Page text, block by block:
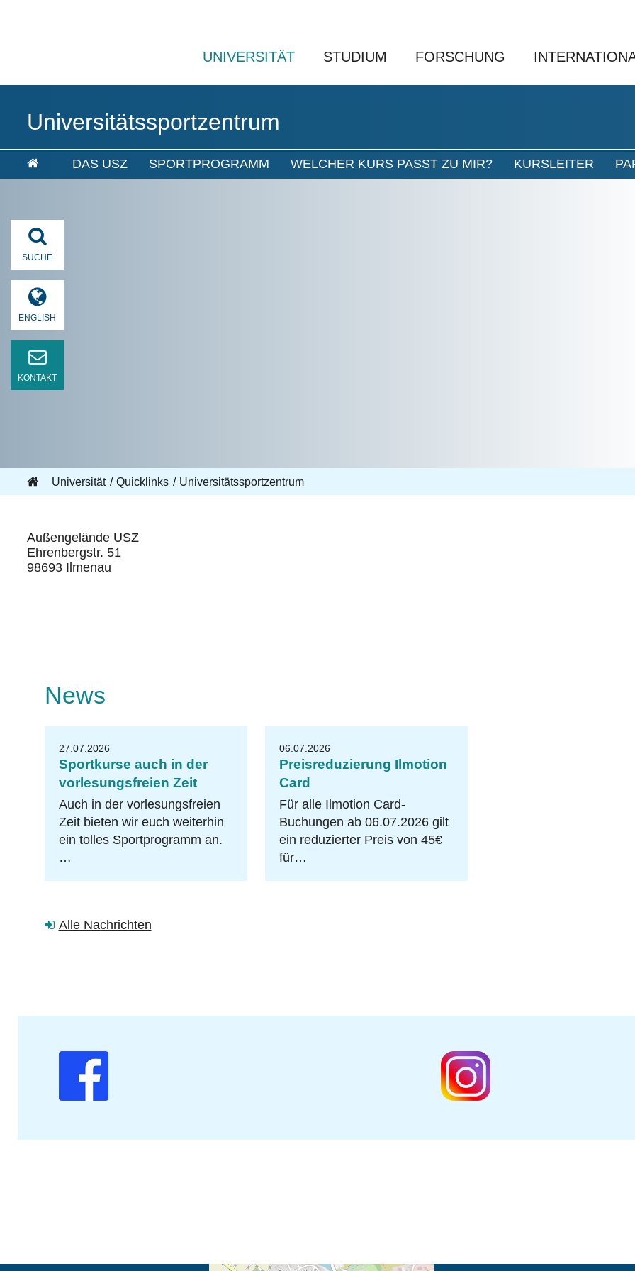
UNIVERSITÄT STUDIUM FORSCHUNG
Universitätssportzentrum
DAS USZ SPORTPROGRAMM WELCHER KURS PASST ZU MIR? KURSLEITER
SUCHE
ENGLISH
KONTAKT
Universität Quicklinks Universitätssportzentrum
Außengelände USZ
Ehrenbergstr. 51
98693 Ilmenau
News
27.07.2026
Sportkurse auch in der
vorlesungsfreien Zeit
Auch in der vorlesungsfreien
Zeit bieten wir euch weiterhin
ein tolles Sportprogramm an.
…
06.07.2026
Preisreduzierung Ilmotion
Card
Für alle Ilmotion Card-
Buchungen ab 06.07.2026 gilt
ein reduzierter Preis von 45€
für…
Alle Nachrichten